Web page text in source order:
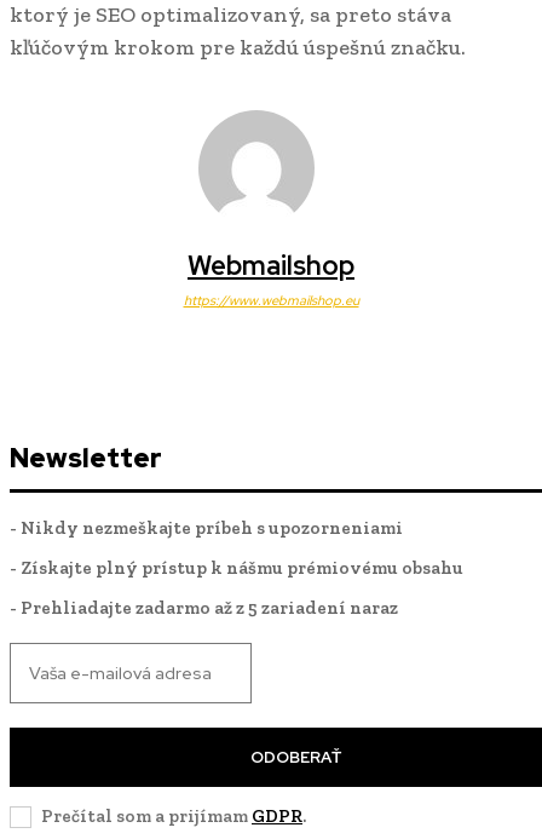
ktorý je SEO optimalizovaný, sa preto stáva
kľúčovým krokom pre každú úspešnú značku.
Webmailshop
https://www.webmailshop.eu
Newsletter
- Nikdy nezmeškajte príbeh s upozorneniami
- Získajte plný prístup k nášmu prémiovému obsahu
- Prehliadajte zadarmo až z 5 zariadení naraz
ODOBERAŤ
Prečítal som a prijímam GDPR.